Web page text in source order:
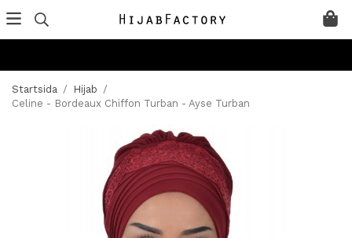
Startsida / Hijab /
Celine - Bordeaux Chiffon Turban - Ayse Turban